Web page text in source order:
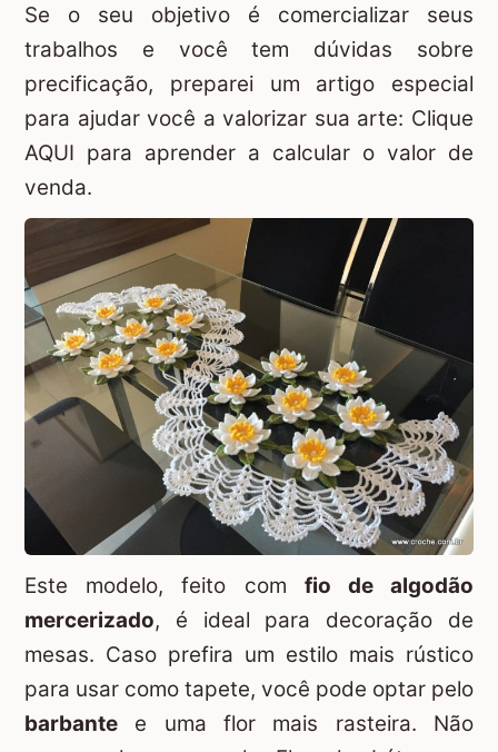
Se o seu objetivo é comercializar seus
trabalhos e você tem dúvidas sobre
precificação, preparei um artigo especial
para ajudar você a valorizar sua arte: Clique
AQUI para aprender a calcular o valor de
venda.
Este modelo, feito com fio de algodão
mercerizado, é ideal para decoração de
mesas. Caso prefira um estilo mais rústico
para usar como tapete, você pode optar pelo
barbante e uma flor mais rasteira. Não